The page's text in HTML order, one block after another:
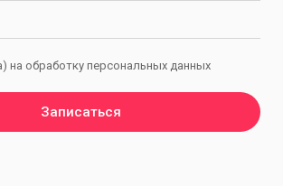
Записаться
на обработку персональных данных